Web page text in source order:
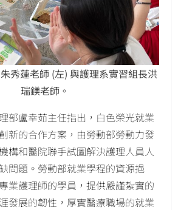
秀蓮老師 (左) 與護理系實習組長洪
瑞鎂老師。
部盧幸茹主任指出，白色榮光就業
新的合作方案，由勞動部勞動力發
構和醫院聯手試圖解決護理人員人
問題。勞動部就業學程的資源挹
業護理師的學員，提供嚴謹紮實的
發展的韌性，厚實醫療職場的就業